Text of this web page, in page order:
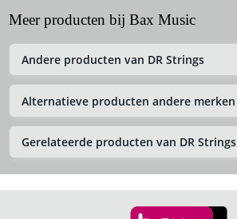
Meer producten bij Bax Music
Andere producten van DR Strings
Alternatieve producten andere merken
Gerelateerde producten van DR Strings